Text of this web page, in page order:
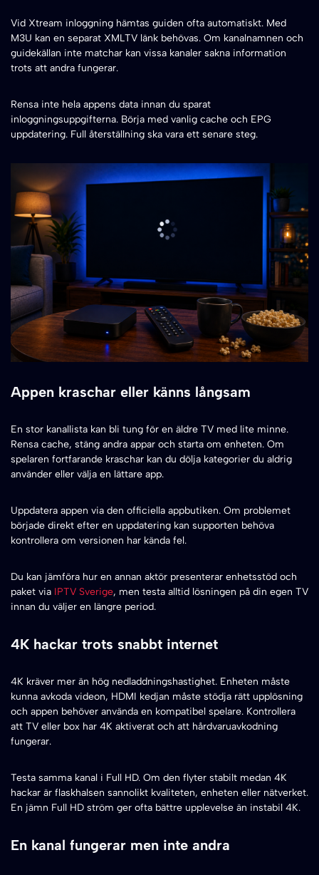
Vid Xtream inloggning hämtas guiden ofta automatiskt. Med
M3U kan en separat XMLTV länk behövas. Om kanalnamnen och
guidekällan inte matchar kan vissa kanaler sakna information
trots att andra fungerar.
Rensa inte hela appens data innan du sparat
inloggningsuppgifterna. Börja med vanlig cache och EPG
uppdatering. Full återställning ska vara ett senare steg.
Appen kraschar eller känns långsam
En stor kanallista kan bli tung för en äldre TV med lite minne.
Rensa cache, stäng andra appar och starta om enheten. Om
spelaren fortfarande kraschar kan du dölja kategorier du aldrig
använder eller välja en lättare app.
Uppdatera appen via den officiella appbutiken. Om problemet
började direkt efter en uppdatering kan supporten behöva
kontrollera om versionen har kända fel.
Du kan jämföra hur en annan aktör presenterar enhetsstöd och
paket via IPTV Sverige, men testa alltid lösningen på din egen TV
innan du väljer en längre period.
4K hackar trots snabbt internet
4K kräver mer än hög nedladdningshastighet. Enheten måste
kunna avkoda videon, HDMI kedjan måste stödja rätt upplösning
och appen behöver använda en kompatibel spelare. Kontrollera
att TV eller box har 4K aktiverat och att hårdvaruavkodning
fungerar.
Testa samma kanal i Full HD. Om den flyter stabilt medan 4K
hackar är flaskhalsen sannolikt kvaliteten, enheten eller nätverket.
En jämn Full HD ström ger ofta bättre upplevelse än instabil 4K.
En kanal fungerar men inte andra